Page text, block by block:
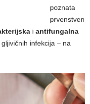
poznata
prvenstven
i antifungalna
infekcija – na